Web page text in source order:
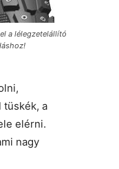
a lélegzetelállító
tüskék, a
elérni.
nagy